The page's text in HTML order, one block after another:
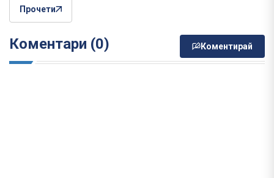
Прочети
Коментари (0) Коментирай